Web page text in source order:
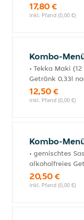
17,80 €
inkl. Pfand (0,00 €)
Kombo-
• Tekka Maki
Getränk 0,33l
12,50 €
inkl. Pfand (0,00 €)
Kombo-
• gemischtes
alkoholfreies
20,50 €
inkl. Pfand (0,00 €)